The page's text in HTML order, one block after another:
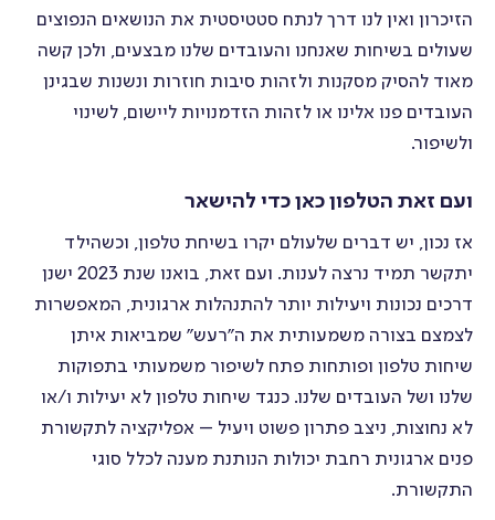
הזיכרון ואין לנו דרך לנתח סטטיסטית את הנושאים הנפוצים
שעולים בשיחות שאנחנו והעובדים שלנו מבצעים, ולכן קשה
מאוד להסיק מסקנות ולזהות סיבות חוזרות ונשנות שבגינן
העובדים פנו אלינו או לזהות הזדמנויות ליישום, לשינוי
ולשיפור.
ועם זאת הטלפון כאן כדי להישאר
אז נכון, יש דברים שלעולם יקרו בשיחת טלפון, וכשהילד
יתקשר תמיד נרצה לענות. ועם זאת, בואנו שנת 2023 ישנן
דרכים נכונות ויעילות יותר להתנהלות ארגונית, המאפשרות
לצמצם בצורה משמעותית את ה״רעש״ שמביאות איתן
שיחות טלפון ופותחות פתח לשיפור משמעותי בתפוקות
שלנו ושל העובדים שלנו. כנגד שיחות טלפון לא יעילות ו/או
לא נחוצות, ניצב פתרון פשוט ויעיל – אפליקציה לתקשורת
פנים ארגונית רחבת יכולות הנותנת מענה לכלל סוגי
התקשורת.